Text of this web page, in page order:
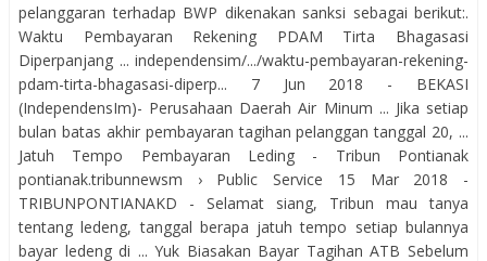
pelanggaran terhadap BWP dikenakan sanksi sebagai berikut:.
Waktu Pembayaran Rekening PDAM Tirta Bhagasasi
Diperpanjang ... independensim/.../waktu-pembayaran-rekening-
pdam-tirta-bhagasasi-diperp... 7 Jun 2018 - BEKASI
(IndependensIm)- Perusahaan Daerah Air Minum ... Jika setiap
bulan batas akhir pembayaran tagihan pelanggan tanggal 20, ...
Jatuh Tempo Pembayaran Leding - Tribun Pontianak
pontianak.tribunnewsm › Public Service 15 Mar 2018 -
TRIBUNPONTIANAKD - Selamat siang, Tribun mau tanya
tentang ledeng, tanggal berapa jatuh tempo setiap bulannya
bayar ledeng di ... Yuk Biasakan Bayar Tagihan ATB Sebelum